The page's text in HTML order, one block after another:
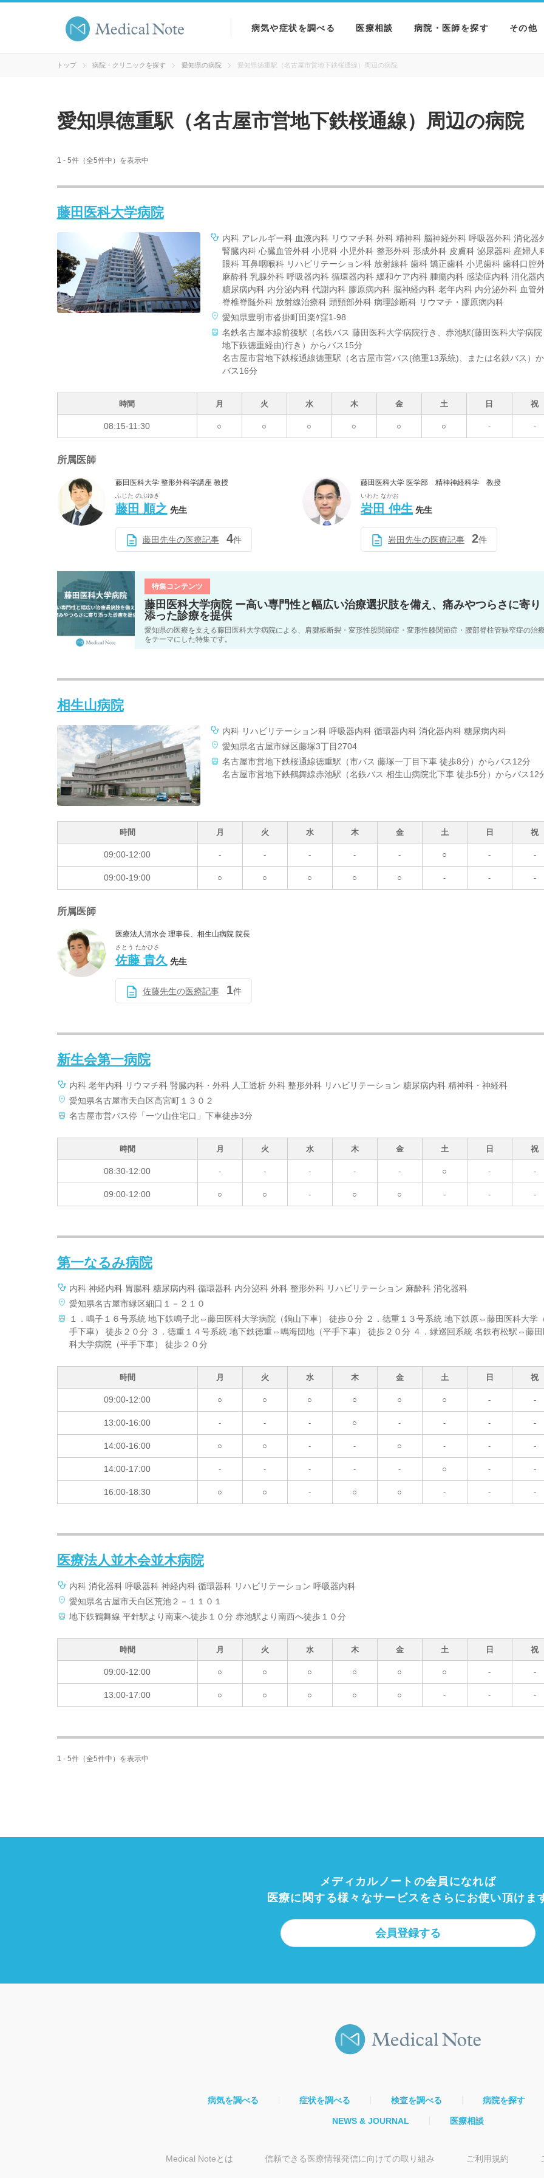
病気や症状を調べる
検査を調べる
医療相談 病院・医師を探す その他
トップ 病院・クリニックを探す 愛知県の病院 愛知県徳重駅（名古屋市営地下鉄桜通線）周辺の病院
愛知県徳重駅（名古屋市営地下鉄桜通線）周辺の病院
1 - 5件（全5件中）を表示中
藤田医科大学病院
内科 アレルギー科 血液内科 リウマチ科 外科 精神科 脳神経外科 呼吸器外科 消化器
腎臓内科 心臓血管外科 小児科 小児外科 整形外科 形成外科 皮膚科 泌尿器科 産婦人
眼科 耳鼻咽喉科 リハビリテーション科 放射線科 歯科 矯正歯科 小児歯科 歯科口腔
麻酔科 乳腺外科 呼吸器内科 循環器内科 緩和ケア内科 腫瘍内科 感染症内科 消化器
糖尿病内科 内分泌内科 代謝内科 膠原病内科 脳神経内科 老年内科 内分泌外科 血管
脊椎脊髄外科 放射線治療科 頭頸部外科 病理診断科 リウマチ・膠原病内科
愛知県豊明市沓掛町田楽ｹ窪1-98
名鉄名古屋本線前後駅（名鉄バス 藤田医科大学病院行き、赤池駅(藤田医科大学病院
地下鉄徳重経由)行き）からバス15分
名古屋市営地下鉄桜通線徳重駅（名古屋市営バス(徳重13系統)、または名鉄バス）
バス16分
時間 月 火 水 木 金 土 日 祝
08:15-11:30 ○ ○ ○ ○ ○ ○ - -
所属医師
藤田医科大学 整形外科学講座 教授
ふじた のぶゆき
藤田 順之 先生
藤田先生の医療記事 4件
藤田医科大学 医学部 精神神経科学 教授
いわた なかお
岩田 仲生 先生
岩田先生の医療記事 2件
特集コンテンツ
藤田医科大学病院 ー高い専門性と幅広い治療選択肢を備え、痛みやつらさに寄り
添った診療を提供
愛知県の医療を支える藤田医科大学病院による、肩腱板断裂・変形性股関節症・変形性膝関節症・腰部脊柱管狭窄症の治
をテーマにした特集です。
相生山病院
内科 リハビリテーション科 呼吸器内科 循環器内科 消化器内科 糖尿病内科
愛知県名古屋市緑区藤塚3丁目2704
名古屋市営地下鉄桜通線徳重駅（市バス 藤塚一丁目下車 徒歩8分）からバス12分
名古屋市営地下鉄鶴舞線赤池駅（名鉄バス 相生山病院北下車 徒歩5分）からバス12
時間 月 火 水 木 金 土 日 祝
09:00-12:00 - - - - - ○ - -
09:00-19:00 ○ ○ ○ ○ ○ - - -
所属医師
医療法人清水会 理事長、相生山病院 院長
さとう たかひさ
佐藤 貴久 先生
佐藤先生の医療記事 1件
新生会第一病院
内科 老年内科 リウマチ科 腎臓内科・外科 人工透析 外科 整形外科 リハビリテーション 糖尿病内科 精神科・神経科
愛知県名古屋市天白区高宮町１３０２
名古屋市営バス停「一ツ山住宅口」下車徒歩3分
時間 月 火 水 木 金 土 日 祝
08:30-12:00 - - - - - ○ - -
09:00-12:00 ○ ○ - ○ ○ - - -
第一なるみ病院
内科 神経内科 胃腸科 糖尿病内科 循環器科 内分泌科 外科 整形外科 リハビリテーション 麻酔科 消化器科
愛知県名古屋市緑区細口１－２１０
１．鳴子１６号系統 地下鉄鳴子北⇔藤田医科大学病院（鍋山下車） 徒歩０分 ２．徳重１３号系統 地下鉄原⇔藤田医科大学
手下車） 徒歩２０分 ３．徳重１４号系統 地下鉄徳重⇔鳴海団地（平手下車） 徒歩２０分 ４．緑巡回系統 名鉄有松駅⇔藤田
科大学病院（平手下車） 徒歩２０分
時間 月 火 水 木 金 土 日 祝
09:00-12:00 ○ ○ ○ ○ ○ ○ - -
13:00-16:00 - - - ○ - - - -
14:00-16:00 ○ ○ - - ○ - - -
14:00-17:00 - - - - - ○ - -
16:00-18:30 ○ ○ - ○ ○ - - -
医療法人並木会並木病院
内科 消化器科 呼吸器科 神経内科 循環器科 リハビリテーション 呼吸器内科
愛知県名古屋市天白区荒池２－１１０１
地下鉄鶴舞線 平針駅より南東へ徒歩１０分 赤池駅より南西へ徒歩１０分
時間 月 火 水 木 金 土 日 祝
09:00-12:00 ○ ○ ○ ○ ○ ○ - -
13:00-17:00 ○ ○ ○ ○ ○ - - -
1 - 5件（全5件中）を表示中
メディカルノートの会員になれば
医療に関する様々なサービスを さらにお使い頂けま
会員登録する
病気を調べる 症状を調べる 検査を調べる 病院を探す
NEWS & JOURNAL 医療相談
Medical Noteとは 信頼できる医療情報発信に向けての取り組み ご利用規約